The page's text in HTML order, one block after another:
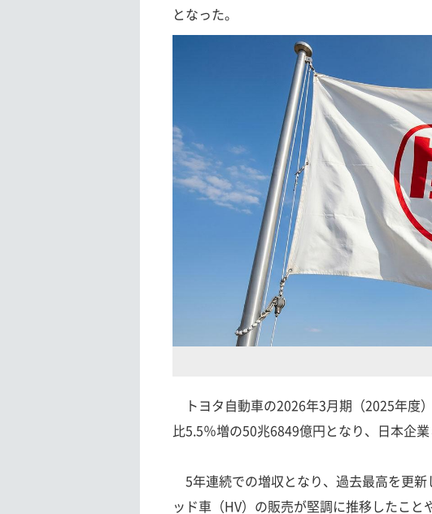
となった。
トヨタ自動車の2026年3月期（2025年度
比5.5％増の50兆6849億円となり、日本企
5年連続での増収となり、過去最高を更
ッド車（HV）の販売が堅調に推移したこ